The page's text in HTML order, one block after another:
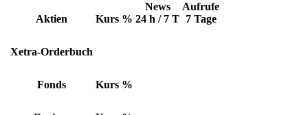
Aktien Kurs %
News
24 h / 7 T
Aufrufe
7 Tage
Xetra-Orderbuch
Fonds Kurs %